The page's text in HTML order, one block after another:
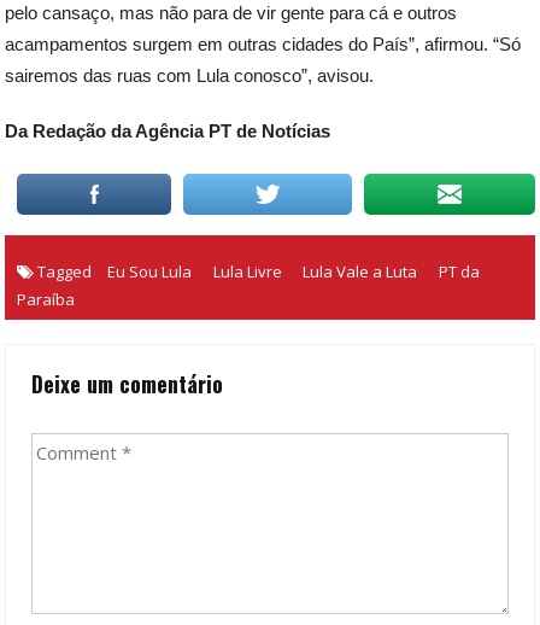
pelo cansaço, mas não para de vir gente para cá e outros
acampamentos surgem em outras cidades do País”, afirmou. “Só
sairemos das ruas com Lula conosco”, avisou.
Da Redação da Agência PT de Notícias
Tagged Eu Sou Lula Lula Livre Lula Vale a Luta
PT da
Paraíba
Deixe um comentário